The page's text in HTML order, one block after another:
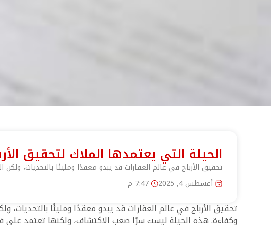
الحيلة التي يعتمدها الملاك لتحقيق
تحقيق الأرباح في عالم العقارات قد يبدو معقدًا ومليئًا بالتحديات،
أغسطس 4, 2025
7:47 م
تحقيق الأرباح في عالم العقارات قد يبدو معقدًا ومليئًا
وكفاءة. هذه الحيلة ليست سرًا صعب الاكتشاف، ولكنها تعتمد على